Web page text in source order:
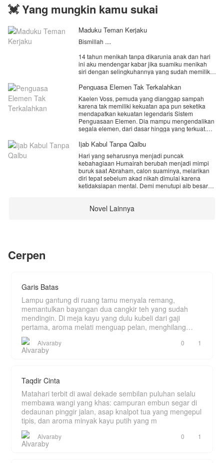
💓 Yang mungkin kamu sukai
Maduku Teman Kerjaku
Bismillah ....
14 tahun menikah tanpa dikarunia anak dan hari
ini aku mendengar kabar jika suamiku menikah
siri dengan selingkuhannya yang sudah memiliki
limbung ke tanah. Entah apa yang harus aku
lakukan setelah ini.
Namun yang membuat dadaku lebih sakit lagi
ternyata wanita yang dinikahi suamiku merupakan
usil dengan kondisiku yang sudah puluhan tahun
tidak bisa memberikan anak.
Di saat semua orang menuntutku menerima
keadaan, aku memilih bertahan. Bukan untuk
mengalah… tapi untuk membuktikan bahwa aku
tidak selemah yang mereka kira.
Namun tanpa kusadari, perlahan ada hal lain
aneh, perasaan kehilangan yang tak bisa
dijelaskan, hingga sebuah pertemuan tak terduga
Penguasa Elemen Tak Terkalahkan
Kaelen Voss, pemuda yang dianggap sampah
karena tak memiliki kekuatan apa pun seketika
mendapatkan kekuatan legendaris Sistem
Penguasaan Elemen. Dia mampu mengendalikan
segala elemen, dari dasar hingga yang terkuat.
dari keterpurukan, mengungkap rahasia masa
kegelapan untuk menjadi sosok terhebat yang
menguasai segalanya.
Ijab Kabul Tanpa Qalbu
Hari yang seharusnya menjadi puncak
kebahagiaan Humairah berubah menjadi mimpi
buruk saat Abraham, calon suaminya, melarikan
diri tepat sebelum akad nikah dimulai karena
ketidaksiapan mental. Demi menutupi aib besar
menikahkan putranya, Ustadz Fathan
Kareem,yang sekaligus kakak Abraham untuk
Kini, Humairah harus berjuang dalam pernikahan
tanpa kasih sayang, sementara Fathan terus
berperang dengan traumanya. Akankah ketulusan
Humairah mampu meruntuhkan dinding ustadz.
Novel Lainnya
Cerpen
Garis Batas
Lampu gantung di ruang tamu menyala remang,
memantulkan bayangan dua cangkir teh yang sudah
mendingin. Di meja kayu yang dulu kubeli dari gaji
pertama, aroma melati menguap pelan, menghilang
ditelan k
Alvaraby 0 1
Taqdir Cinta
Matahari terbit di awal dekade sembilan puluhan selalu
membawa wangi yang khas: campuran embun segar di
dedaunan pinggir jalan, asap knalpot tua yang mengepul
tipis, dan aroma minyak kayu putih yang m
Alvaraby 0 1